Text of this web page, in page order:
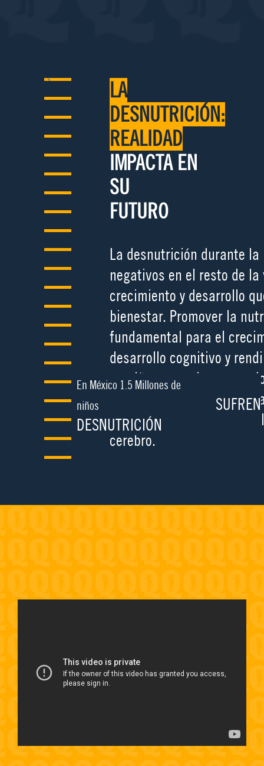
En México 1.5 Millones de
niños
SUFREN
DESNUTRICIÓN
LA
DESNUTRICIÓN:
REALIDAD
IMPACTA EN
SU
FUTURO
La desnutrición durante
negativos en el resto de
crecimiento y desarrollo
bienestar. Promover la
fundamental para el
desarrollo cognitivo y
un niño con un buen
mejor con su entorno y
necesarias para el
cerebro.